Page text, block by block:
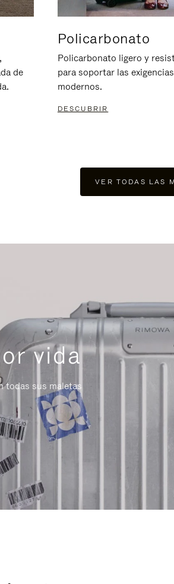
de
Policarbonato
Policarbonato ligero y
para soportar las
modernos.
DESCUBRIR
VER TODAS LAS
vida
todas sus maletas